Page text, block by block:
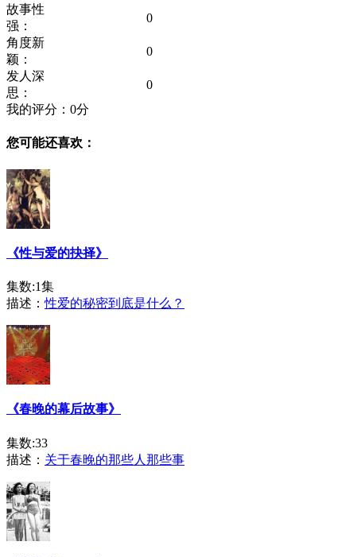
故事性
强：
0
角度新
颖：
0
发人深
思：
0
我的评分： 0分
您可能还喜欢：
《性与爱的抉择》
集数:1集
描述：性爱的秘密到底是什么？
《春晚的幕后故事》
集数:33
描述： 关于春晚的那些人那些事